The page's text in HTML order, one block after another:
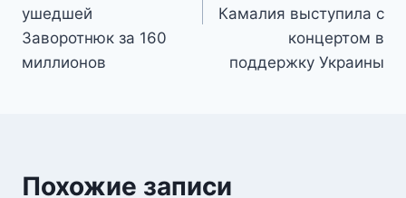
ушедшей
Заворотнюк за 160
миллионов
Камалия выступила с
концертом в
поддержку Украины
Похожие записи